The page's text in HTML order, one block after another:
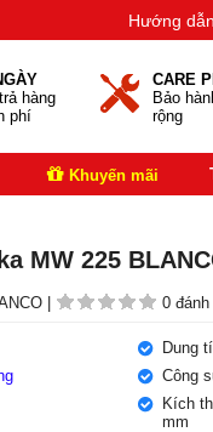
Hướng
hàng
phí
CARE
Bảo
rộng
Khuyến mãi
MW 225
| 0 đánh
Dung
Công
Kích
mm